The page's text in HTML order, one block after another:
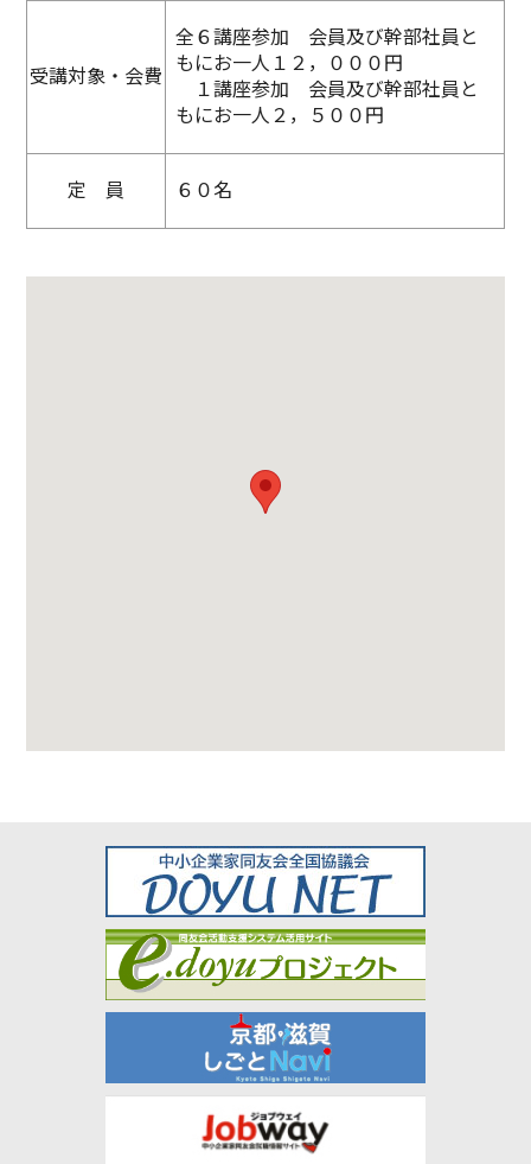
受講対象・会費
全６講座参加 会員及び幹部社員と
もにお一人１２，０００円
１講座参加 会員及び幹部社員と
もにお一人２，５００円
定 員 ６０名